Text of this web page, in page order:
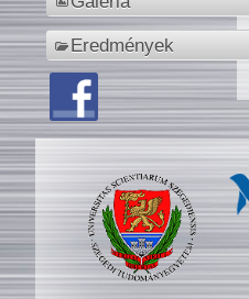
Eredmények